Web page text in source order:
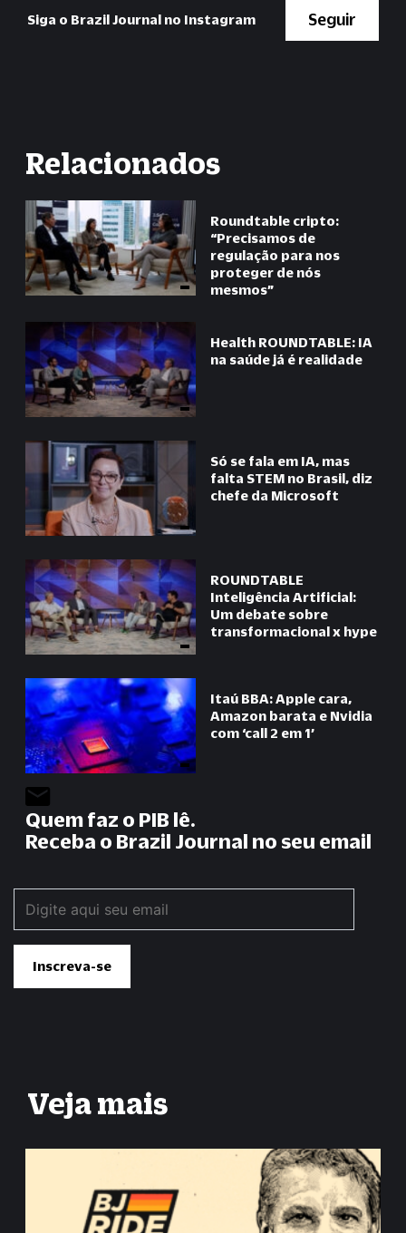
Siga o Brazil Journal no Instagram Seguir
Relacionados
Roundtable cripto:
“Precisamos de
regulação para nos
proteger de nós
mesmos”
Health ROUNDTABLE: IA
na saúde já é realidade
Só se fala em IA, mas
falta STEM no Brasil, diz
chefe da Microsoft
ROUNDTABLE
Inteligência Artificial:
Um debate sobre
transformacional x hype
Itaú BBA: Apple cara,
Amazon barata e Nvidia
com ‘call 2 em 1’
Quem faz o PIB lê.
Receba o Brazil Journal no seu email
Veja mais